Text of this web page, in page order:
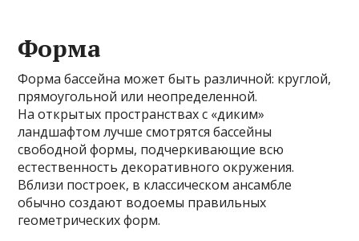
Форма
Форма бассейна может быть различной: круглой,
прямоугольной или неопределенной.
На открытых пространствах с «диким»
ландшафтом лучше смотрятся бассейны
свободной формы, подчеркивающие всю
естественность декоративного окружения.
Вблизи построек, в классическом ансамбле
обычно создают водоемы правильных
геометрических форм.